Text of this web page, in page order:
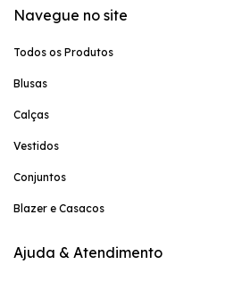
Navegue no site
Todos os Produtos
Blusas
Calças
Vestidos
Conjuntos
Blazer e Casacos
Ajuda & Atendimento